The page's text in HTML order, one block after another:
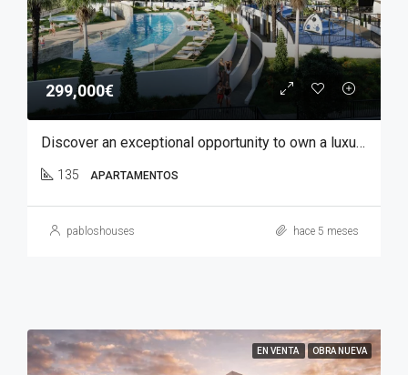
299,000€
Discover an exceptional opportunity to own a luxury apartment in Font del Llop, one of the most prestigious residential golf resorts in the Costa Blanca region.
135 APARTAMENTOS
pabloshouses hace 5 meses
EN VENTA OBRA NUEVA